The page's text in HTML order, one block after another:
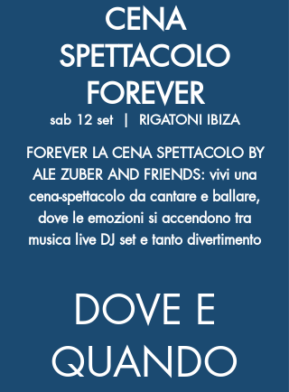
CENA
SPETTACOLO
FOREVER
sab 12 set
  |
RIGATONI IBIZA
FOREVER LA CENA SPETTACOLO BY
ALE ZUBER AND FRIENDS: vivi una
cena-spettacolo da cantare e ballare,
dove le emozioni si accendono tra
musica live DJ set e tanto divertimento
DOVE E
QUANDO